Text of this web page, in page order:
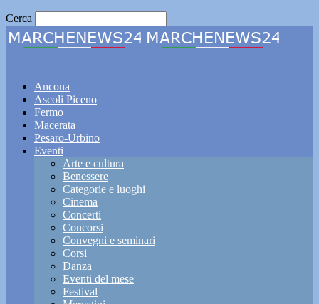
Cerca
Ancona
Ascoli Piceno
Fermo
Macerata
Pesaro-Urbino
Eventi
Arte e cultura
Benessere
Categorie e luoghi
Cinema
Concerti
Concorsi
Convegni e seminari
Corsi
Danza
Eventi del mese
Festival